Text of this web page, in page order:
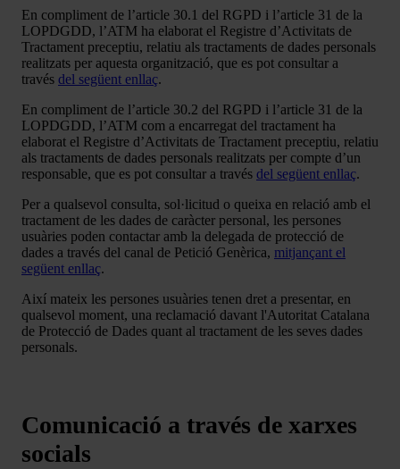
En compliment de l’article 30.1 del RGPD i l’article 31 de la
LOPDGDD, l’ATM ha elaborat el Registre d’Activitats de
Tractament preceptiu, relatiu als tractaments de dades personals
realitzats per aquesta organització, que es pot consultar a
través del següent enllaç.
En compliment de l’article 30.2 del RGPD i l’article 31 de la
LOPDGDD, l’ATM com a encarregat del tractament ha
elaborat el Registre d’Activitats de Tractament preceptiu, relatiu
als tractaments de dades personals realitzats per compte d’un
responsable, que es pot consultar a través del següent enllaç.
Per a qualsevol consulta, sol·licitud o queixa en relació amb el
tractament de les dades de caràcter personal, les persones
usuàries poden contactar amb la delegada de protecció de
dades a través del canal de Petició Genèrica, mitjançant el
següent enllaç.
Així mateix les persones usuàries tenen dret a presentar, en
qualsevol moment, una reclamació davant l'Autoritat Catalana
de Protecció de Dades quant al tractament de les seves dades
personals.
Comunicació a través de xarxes
socials